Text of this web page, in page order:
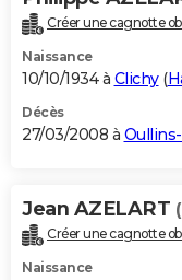
Créer une cagnotte
Naissance
10/10/1934 à Clichy(
Décès
27/03/2008 à
Jean AZELART
Créer une cagnotte
Naissance